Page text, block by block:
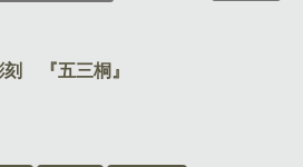
『五三桐』